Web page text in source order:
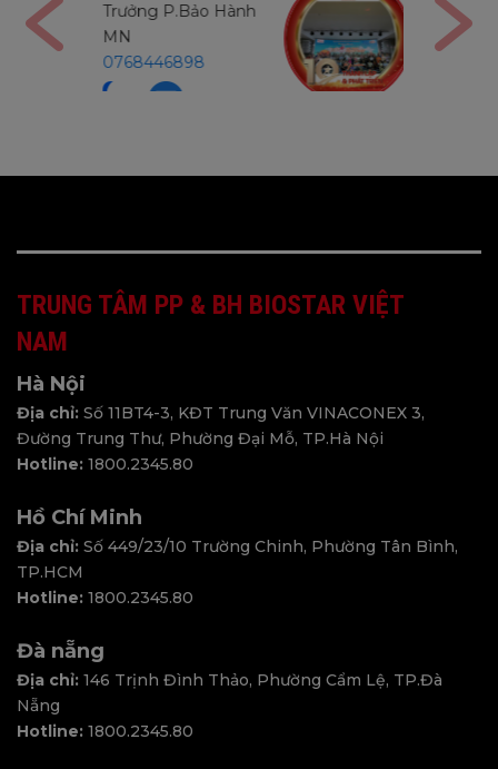
Hành
Trưởng P.Bảo Hành
0971234540
TRUNG TÂM PP & BH BIOSTAR VIỆT
NAM
Hà Nội
Địa chỉ: Số 11BT4-3, KĐT Trung Văn VINACONEX 3,
Đường Trung Thư, Phường Đại Mỗ, TP.Hà Nội
Hotline: 1800.2345.80
Hồ Chí Minh
Địa chỉ: Số 449/23/10 Trường Chinh, Phường Tân Bình,
TP.HCM
Hotline: 1800.2345.80
Đà nẵng
Địa chỉ: 146 Trịnh Đình Thảo, Phường Cẩm Lệ, TP.Đà
Nẵng
Hotline: 1800.2345.80